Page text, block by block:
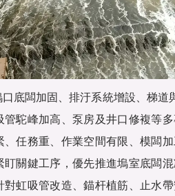
底闆加固、排汙系統增設、梯
駝峰加高、泵房及井口修複等
任務重、作業空間有限、模闆
關鍵工序，優先推進塢室底闆
虹吸管改造、錨杆植筋、止水